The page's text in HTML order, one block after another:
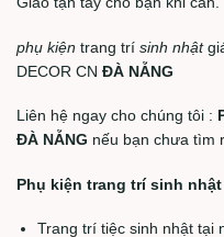
Giao tận tay cho bạn khi cần.
phụ kiện trang trí sinh nhật
DECOR CN ĐÀ NẴNG
Liên hệ ngay cho chúng tôi :
ĐÀ NẴNG nếu bạn chưa tìm
Phụ kiện trang trí sinh nhật
Trang trí tiệc sinh nhật tại